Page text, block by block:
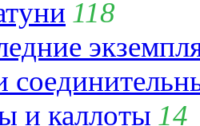
118
и каллоты 14